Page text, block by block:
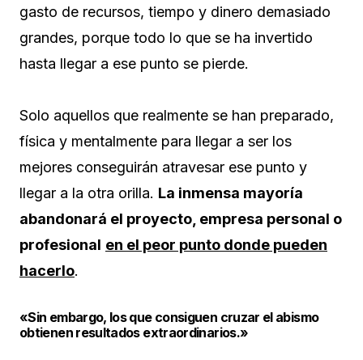
gasto de recursos, tiempo y dinero demasiado
grandes, porque todo lo que se ha invertido
hasta llegar a ese punto se pierde.
Solo aquellos que realmente se han preparado,
física y mentalmente para llegar a ser los
mejores conseguirán atravesar ese punto y
llegar a la otra orilla. La inmensa mayoría
abandonará el proyecto, empresa personal o
profesional en el peor punto donde pueden
hacerlo.
«Sin embargo, los que consiguen cruzar el abismo
obtienen resultados extraordinarios.»